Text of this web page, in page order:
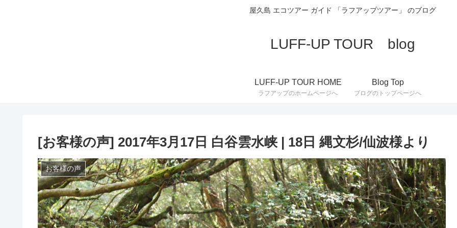
屋久島 エコツアー ガイド 「ラフアップツアー」 のブログ
LUFF-UP TOUR blog
LUFF-UP TOUR HOME
ラフアップのホームページへ
Blog Top
ブログのトップページへ
[お客様の声] 2017年3月17日 白谷雲水峡 | 18日 縄文杉/仙波様より
お客様の声